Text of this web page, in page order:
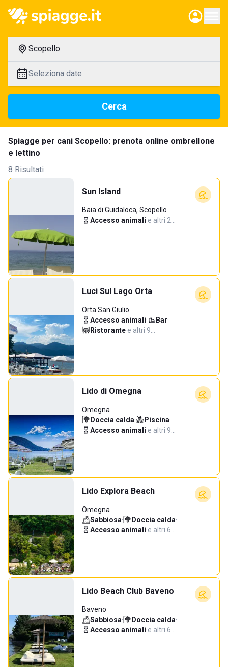
Scopello
Seleziona date
Cerca
Spiagge per cani Scopello: prenota online ombrellone
e lettino
8 Risultati
Sun Island
Baia di Guidaloca, Scopello
Accesso animali·e altri 2…
Luci Sul Lago Orta
Orta San Giulio
Accesso animali· Bar·
Ristorante·e altri 9…
Lido di Omegna
Omegna
Doccia calda· Piscina·
Accesso animali·e altri 9…
Lido Explora Beach
Omegna
Sabbiosa· Doccia calda·
Accesso animali·e altri 6…
Lido Beach Club Baveno
Baveno
Sabbiosa· Doccia calda·
Accesso animali·e altri 6…